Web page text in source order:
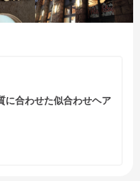
に合わせた似合わせヘア